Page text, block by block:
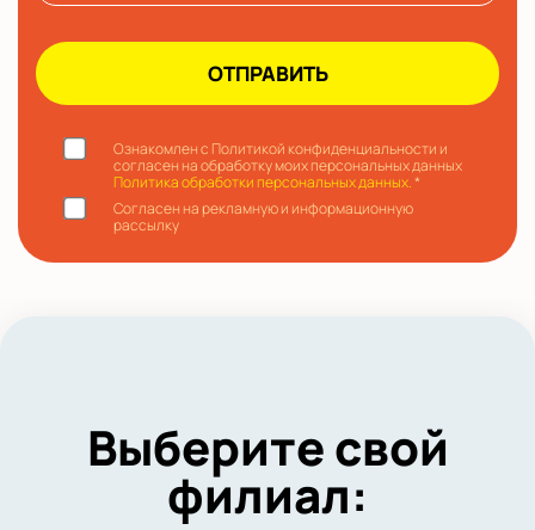
Ознакомлен с Политикой конфиденциальности и
согласен на обработку моих персональных данных
Политика обработки персональных данных.*
Согласен на рекламную и информационную
рассылку
Выберите свой
филиал: